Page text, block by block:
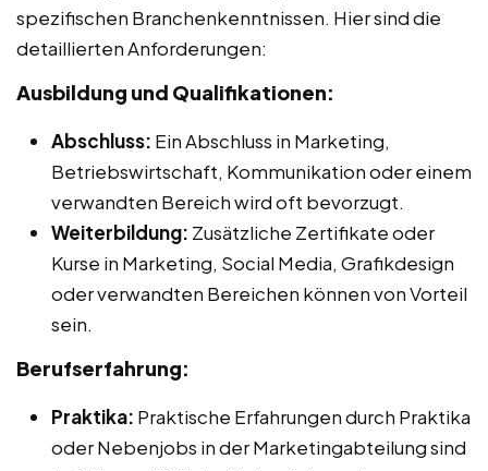
spezifischen Branchenkenntnissen. Hier sind die
detaillierten Anforderungen:
Ausbildung und Qualifikationen:
Abschluss: Ein Abschluss in Marketing,
Betriebswirtschaft, Kommunikation oder einem
verwandten Bereich wird oft bevorzugt.
Weiterbildung: Zusätzliche Zertifikate oder
Kurse in Marketing, Social Media, Grafikdesign
oder verwandten Bereichen können von Vorteil
sein.
Berufserfahrung:
Praktika: Praktische Erfahrungen durch Praktika
oder Nebenjobs in der Marketingabteilung sind